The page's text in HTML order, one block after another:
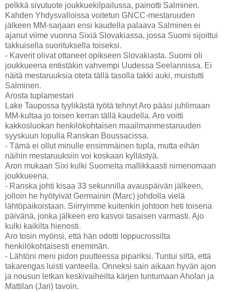
pelkkä sivutuote joukkuekilpailussa, painotti Salminen.
Kahden Yhdysvalloissa voitetun GNCC-mestaruuden
jälkeen MM-sarjaan ensi kaudella palaava Salminen ei
ajanut viime vuonna Sixiä Slovakiassa, jossa Suomi sijoittui
takkuisella suorituksella toiseksi.
- Kaverit olivat ottaneet opikseen Slovakiasta. Suomi oli
joukkueena entistäkin vahvempi Uudessa Seelannissa. Ei
näitä mestaruuksia oteta tällä tasolla takki auki, muistutti
Salminen.
Arosta tuplamestari
Lake Taupossa tyylikästä työtä tehnyt Aro pääsi juhlimaan
MM-kultaa jo toisen kerran tällä kaudella. Aro voitti
kakkosluokan henkilökohtaisen maailmanmestaruuden
syyskuun lopulla Ranskan Boussacissa.
- Tämä ei ollut minulle ensimmäinen tupla, mutta eihän
näihin mestaruuksiin voi koskaan kyllästyä.
Aron mukaan Sixi kulki Suomelta mallikkaasti nimenomaan
joukkueena.
- Ranska johti kisaa 33 sekunnilla avauspäivän jälkeen,
jolloin he hyötyivät Germainin (Marc) johdolla vielä
lähtöpaikoistaan. Siirryimme kuitenkin johtoon heti toisena
päivänä, jonka jälkeen ero kasvoi tasaisen varmasti. Ajo
kulki kaikilta hienosti.
Aro tosin myönsi, että hän odotti loppucrossilta
henkilökohtaisesti enemmän.
- Lähtöni meni pidon puutteessa pipariksi. Tuntui siltä, että
takarengas luisti vanteella. Onneksi sain aikaan hyvän ajon
ja nousun letkan keskivaiheilta kärjen tuntumaan Aholan ja
Mattilan (Jari) tavoin.